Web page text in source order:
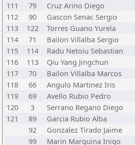
111
79 Cruz Arino Diego
112
90 Gascon Senac Sergio
113
122 Torres Guano Yurela
114
71 Bailon Villalba Sergio
115
114 Radu Netoiu Sebastian
116
113 Qiu Yang Jingchun
117
70 Bailon Villalba Marcos
118
66 Angulo Martinez Iris
119
69 Avello Rubio Pedro
120
3 Serrano Regano Diego
121
89 Garcia Rubio Alba
92
Gonzalez Tirado Jaime
99
Marin Marquina Inigo